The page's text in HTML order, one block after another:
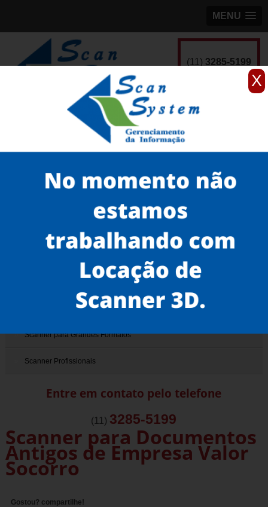
X
MENU
(11) 3285-5199
scanner de documentos antigos
scanner para documentos antigos de empresa valor Socorro
Scanner de Livros
Scanner para Grandes Formatos
Scanner Profissionais
Entre em contato pelo telefone
(11) 3285-5199
Scanner para Documentos
Antigos de Empresa Valor
Socorro
Gostou? compartilhe!